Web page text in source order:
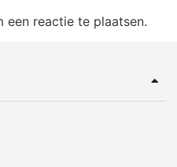
een reactie te plaatsen.